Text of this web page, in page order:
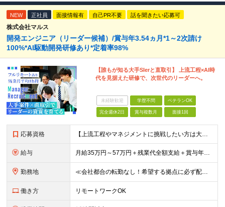
NEW 正社員 面接情報有 自己PR不要 話を聞きたい応募可
株式会社マルス
開発エンジニア（リーダー候補）/賞与年3.54ヵ月*1～2次請け
100%*AI駆動開発研修あり*定着率98%
【誰もが知る大手SIerと直取引】 上流工程×AI時
代を見据えた研修で、次世代のリーダーへ。
未経験歓迎 学歴不問 ベテランOK
完全週休2日 賞与複数月 面接1回
応募資格 【上流工程やマネジメントに挑戦したい方は大歓迎です！】 ★開発エンジニアとしての実務経験をお持ちの方 ★上記に加え、下記いずれかに該当する方 ・チームのリーダー／サブリーダーの経験をお持ちの方 ・教育
給与 月給35万円～57万円＋残業代全額支給＋賞与年3.45ヵ月(リーダー経験者) 月給32万円～43万円＋残業代全額支給＋賞与年3.45ヵ月(実務経験者) 入社時想定年収： 490万円～798万円(リー
勤務地 ≪会社都合の転勤なし！希望する拠点に必ず配属します。新潟Uターン・Iターン大歓迎！≫ 首都圏(東京、神奈川、千葉、埼玉)または新潟市、長岡市周辺のお客様先または各拠点での勤務となります。 ■東京支社
働き方 リモートワークOK